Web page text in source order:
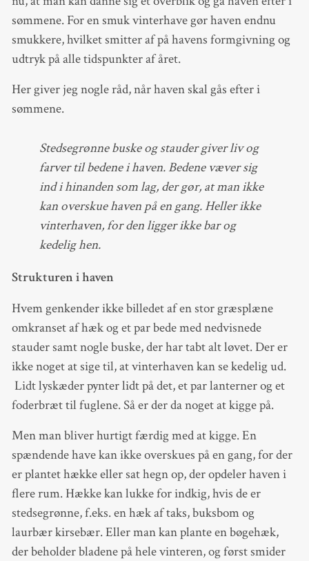
sømmene. For en smuk vinterhave gør haven endnu
smukkere, hvilket smitter af på havens formgivning og
udtryk på alle tidspunkter af året.
Her giver jeg nogle råd, når haven skal gås efter i
sømmene.
Stedsegrønne buske og stauder giver liv og
farver til bedene i haven. Bedene væver sig
ind i hinanden som lag, der gør, at man ikke
kan overskue haven på en gang. Heller ikke
vinterhaven, for den ligger ikke bar og
kedelig hen.
Strukturen i haven
Hvem genkender ikke billedet af en stor græsplæne
omkranset af hæk og et par bede med nedvisnede
stauder samt nogle buske, der har tabt alt løvet. Der er
ikke noget at sige til, at vinterhaven kan se kedelig ud.
Lidt lyskæder pynter lidt på det, et par lanterner og et
foderbræt til fuglene. Så er der da noget at kigge på.
Men man bliver hurtigt færdig med at kigge. En
spændende have kan ikke overskues på en gang, for der
er plantet hække eller sat hegn op, der opdeler haven i
flere rum. Hække kan lukke for indkig, hvis de er
stedsegrønne, f.eks. en hæk af taks, buksbom og
laurbær kirsebær. Eller man kan plante en bøgehæk,
der beholder bladene på hele vinteren, og først smider